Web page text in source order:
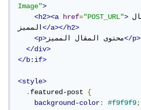
Image">
<h2><a
href="POST_URL"> عنوان المقال
المميز</a></h2>
<p> محتوى المقال المميز</p>
</div>
</b:if>
<style>
.featured-post {
background-color: #f9f9f9;